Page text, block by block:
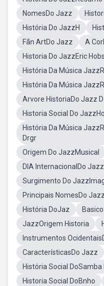
NomesDo Jazz
História Do JazzH
Fãn ArtDo Jazz
A
Historia Do JazzEric
História Da Música
História Da Música
Arvore HistoriaDo Jazz
Historia Social Do
História Da Música
Drgr
Origem Do JazzMusical
DIA InternacionalDo Jazz
Surgimento Do
Principais NomesDo Jazz
História DoJaz
JazzOrigem Historia
Instrumentos
CaracterísticasDo Jazz
História Social DoSamba
Historia Social DoBnho